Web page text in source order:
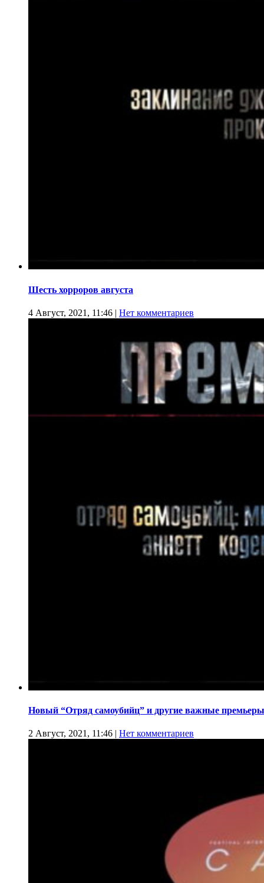
Шесть хорроров августа
4 Август, 2021, 11:46 | Нет комментариев
Новый “Отряд самоубийц” и другие важные премьеры
2 Август, 2021, 11:46 | Нет комментариев